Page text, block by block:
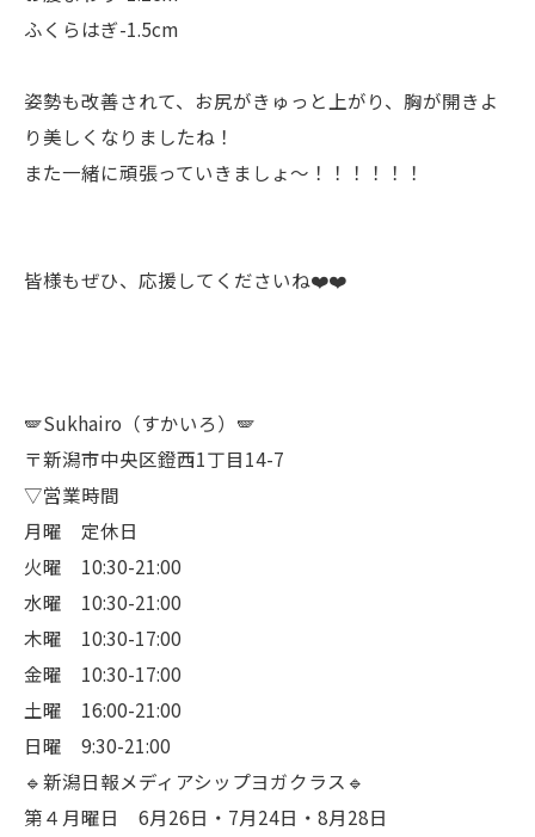
ふくらはぎ-1.5cm
姿勢も改善されて、お尻がきゅっと上がり、胸が開きよ
り美しくなりましたね！
また一緒に頑張っていきましょ〜！！！！！！
皆様もぜひ、応援してくださいね❤️❤️
🪽Sukhairo（すかいろ）🪽
〒新潟市中央区鐙西1丁目14-7
▽営業時間
月曜 定休日
火曜 10:30-21:00
水曜 10:30-21:00
木曜 10:30-17:00
金曜 10:30-17:00
土曜 16:00-21:00
日曜 9:30-21:00
🔹新潟日報メディアシップヨガクラス🔹
第４月曜日 6月26日・7月24日・8月28日